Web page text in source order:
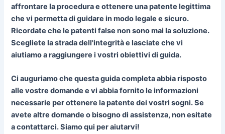
affrontare la procedura e ottenere una patente legittima
che vi permetta di guidare in modo legale e sicuro.
Ricordate che le patenti false non sono mai la soluzione.
Scegliete la strada dell'integrità e lasciate che vi
aiutiamo a raggiungere i vostri obiettivi di guida.
Ci auguriamo che questa guida completa abbia risposto
alle vostre domande e vi abbia fornito le informazioni
necessarie per ottenere la patente dei vostri sogni. Se
avete altre domande o bisogno di assistenza, non esitate
a contattarci. Siamo qui per aiutarvi!